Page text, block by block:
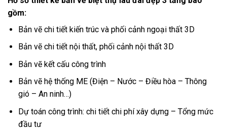
gồm:
Bản vẽ chi tiết kiến trúc và phối cảnh ngoại thất 3D
Bản vẽ chi tiết nội thất, phối cảnh nội thất 3D
Bản vẽ kết cấu công trình
Bản vẽ hệ thống ME (Điện – Nước – Điều hòa – Thông
gió – An ninh…)
Dự toán công trình: chi tiết chi phí xây dựng – Tổng mức
đầu tư